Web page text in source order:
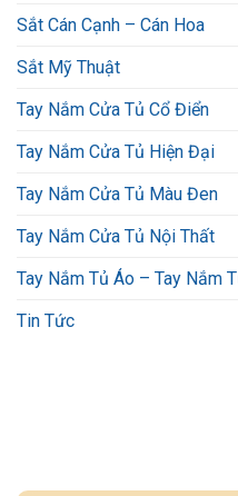
Sắt Cán Cạnh – Cán Hoa
Sắt Mỹ Thuật
Tay Nắm Cửa Tủ Cổ Điển
Tay Nắm Cửa Tủ Hiện Đại
Tay Nắm Cửa Tủ Màu Đen
Tay Nắm Cửa Tủ Nội Thất
Tay Nắm Tủ Áo – Tay Nắm
Tin Tức